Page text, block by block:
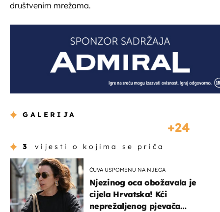
društvenim mrežama.
GALERIJA
24
3 vijesti o kojima se priča
ČUVA USPOMENU NA NJEGA
Njezinog oca obožavala je
cijela Hrvatska! Kći
neprežaljenog pjevača